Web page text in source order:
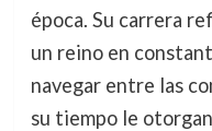
época. Su carrera
un reino en
navegar entre las
su tiempo le